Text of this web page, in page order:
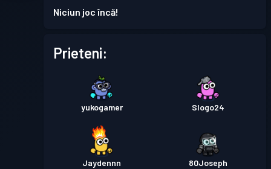
Niciun joc încă!
Prieteni:
yukogamer Slogo24
Jaydennn 80Joseph